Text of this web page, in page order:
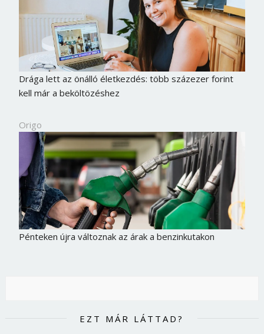
Drága lett az önálló életkezdés: több százezer forint
kell már a beköltözéshez
Origo
Pénteken újra változnak az árak a benzinkutakon
EZT MÁR LÁTTAD?